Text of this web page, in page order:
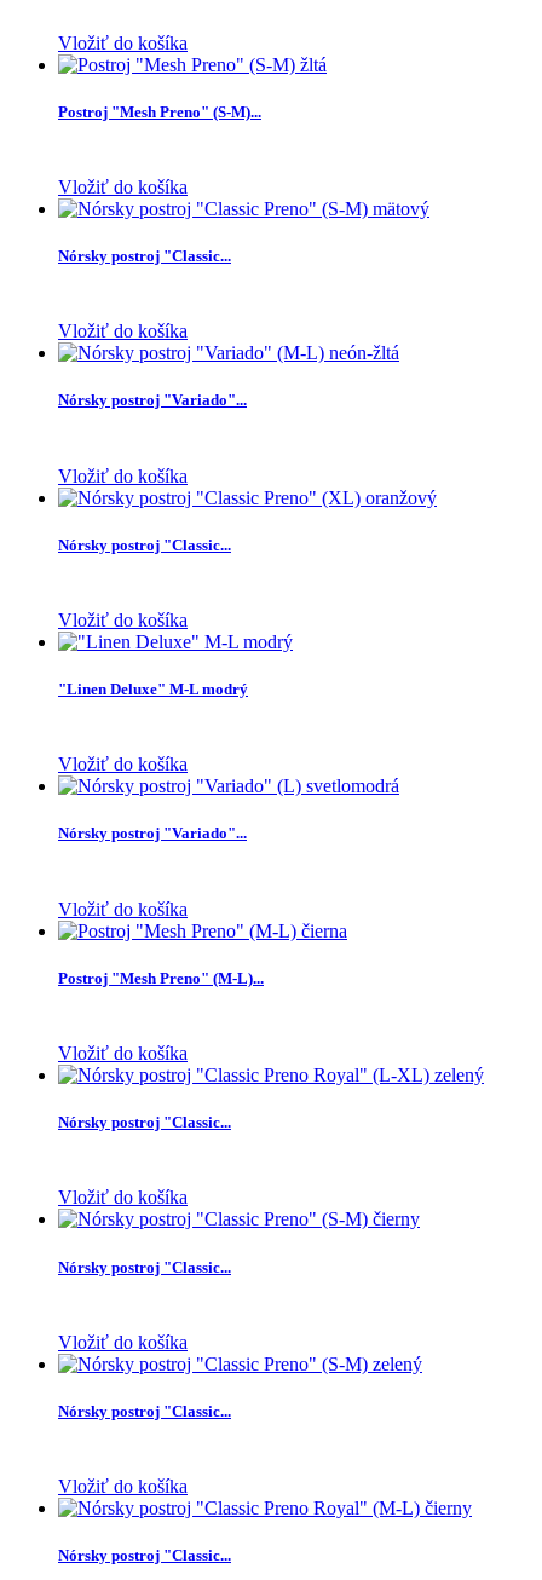
Vložiť do košíka
Postroj "Mesh Preno" (S-M)...
Vložiť do košíka
Nórsky postroj "Classic...
Vložiť do košíka
Nórsky postroj "Variado"...
Vložiť do košíka
Nórsky postroj "Classic...
Vložiť do košíka
"Linen Deluxe" M-L modrý
Vložiť do košíka
Nórsky postroj "Variado"...
Vložiť do košíka
Postroj "Mesh Preno" (M-L)...
Vložiť do košíka
Nórsky postroj "Classic...
Vložiť do košíka
Nórsky postroj "Classic...
Vložiť do košíka
Nórsky postroj "Classic...
Vložiť do košíka
Nórsky postroj "Classic...